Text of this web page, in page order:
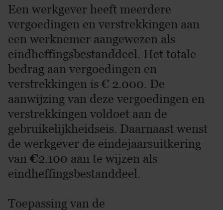
Een werkgever heeft meerdere
vergoedingen en verstrekkingen aan
een werknemer aangewezen als
eindheffingsbestanddeel. Het totale
bedrag aan vergoedingen en
verstrekkingen is € 2.000. De
aanwijzing van deze vergoedingen en
verstrekkingen voldoet aan de
gebruikelijkheidseis. Daarnaast wenst
de werkgever de eindejaarsuitkering
van €2.100 aan te wijzen als
eindheffingsbestanddeel.
Toepassing van de